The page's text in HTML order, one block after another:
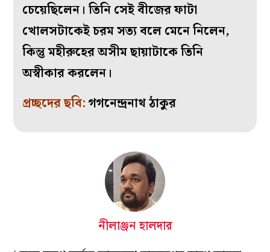
চেয়েছিলেন। তিনি সেই বীজের ফাটা
খোলসটাকেই চরম সত্য বলে মেনে নিলেন,
কিন্তু মহীরুহের অসীম ছায়াটাকে তিনি
অস্বীকার করলেন।
প্রচ্ছদের ছবি:গগনেন্দ্রনাথ ঠাকুর
নীলাঞ্জন হালদার